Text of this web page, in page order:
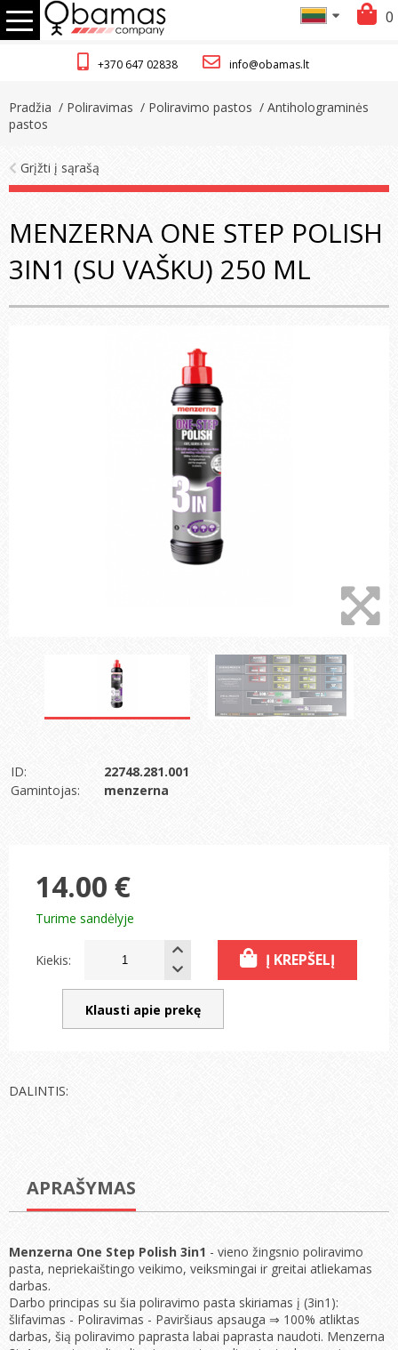
+370 647 02838 info@obamas.lt
0
Pradžia / Poliravimas / Poliravimo pastos / Antiholograminės
pastos
Grįžti į sąrašą
MENZERNA ONE STEP POLISH
3IN1 (SU VAŠKU) 250 ML
ID:
22748.281.001
Gamintojas:
menzerna
14.00 €
Turime sandėlyje
Kiekis: Į KREPŠELĮ
Klausti apie prekę
DALINTIS:
APRAŠYMAS
Menzerna One Step Polish 3in1 - vieno žingsnio poliravimo
pasta, nepriekaištingo veikimo, veiksmingai ir greitai atliekamas
darbas.
Darbo principas su šia poliravimo pasta skiriamas į (3in1):
šlifavimas - Poliravimas - Paviršiaus apsauga ⇒ 100% atliktas
darbas, šią poliravimo paprasta labai paprasta naudoti. Menzerna